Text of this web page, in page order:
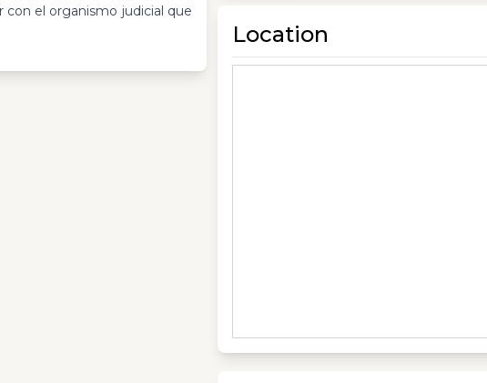
con el organismo judicial que
Location